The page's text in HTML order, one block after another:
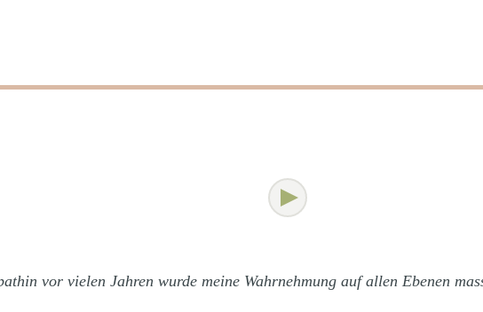
vor vielen Jahren wurde meine Wahrnehmung auf allen Ebenen